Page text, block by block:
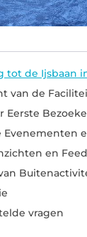
tot de Ijsbaan
van de
Eerste
Evenementen
en
vragen